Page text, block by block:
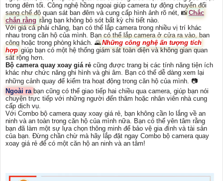
trong đêm tối. Công nghệ hồng ngoại giúp camera tự động chuyển đổi
sang chế độ quan sát ban đêm và cung cấp hình ảnh rõ nét, 📸Chắc
chắn rằng rằng bạn không bỏ sót bất kỳ chi tiết nào.
Với giá cả phải chăng, bạn có thể lắp camera trong nhiều vị trí khác
nhau trong căn hộ của mình. Bạn có thể lắp camera ở cửa ra vào, ban
công hoặc trong phòng khách. 🌄Những công nghệ ấn tượng tích
hợp giúp bạn có một hệ thống giám sát toàn diện và không gian quan
sát rộng hơn.
Bộ camera quay xoay giá rẻ cũng được trang bị các tính năng tiện ích
khác như chức năng ghi hình và ghi âm. Bạn có thể dễ dàng xem lại
những cảnh quay để kiểm tra hoạt động trong căn hộ của mình. 📷
Ngoài ra bạn cũng có thể giao tiếp hai chiều qua camera, giúp bạn nói
chuyện trực tiếp với những người đến thăm hoặc nhân viên nhà cung
cấp dịch vụ.
Với Combo bộ camera quay xoay giá rẻ, bạn không cần lo lắng về an
ninh và an toàn trong căn hộ của mình nữa. Bạn có thể yên tâm rằng
bạn đã làm một sự lựa chọn thông minh để bảo vệ gia đình và tài sản
của bạn. Đừng chần chừ mà hãy lắp đặt ngay Combo bộ camera quay
xoay giá rẻ để có một căn hộ an ninh và an tâm!